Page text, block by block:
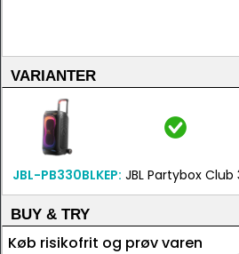
VARIANTER
JBL-PB330BLKEP: JBL Partybox
BUY & TRY
Køb risikofrit og prøv varen